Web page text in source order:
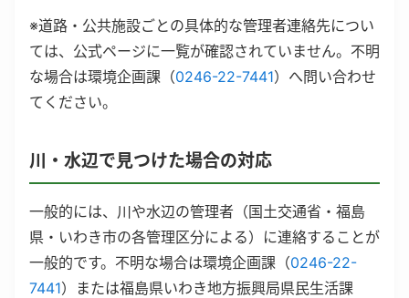
※道路・公共施設ごとの具体的な管理者連絡先につい
ては、公式ページに一覧が確認されていません。不明
な場合は環境企画課（0246-22-7441）へ問い合わせ
てください。
川・水辺で見つけた場合の対応
一般的には、川や水辺の管理者（国土交通省・福島
県・いわき市の各管理区分による）に連絡することが
一般的です。不明な場合は環境企画課（0246-22-
7441）または福島県いわき地方振興局県民生活課